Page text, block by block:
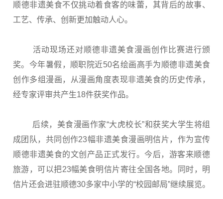
顺德非遗美食不仅挑动着食客的味蕾，其背后的故事、
工艺、传承、创新更加触动人心。
活动现场还对顺德非遗美食漫画创作比赛进行颁
奖。今年暑假，顺职院近50名绘画高手为顺德非遗美食
创作多组漫画，从漫画角度表现非遗美食的历史传承，
经专家评审共产生18件获奖作品。
后续，美食漫画作家“大虎校长”和获奖大学生将组
成团队，共同创作23幅非遗美食漫画明信片，作为宣传
顺德非遗美食的文创产品正式发行。今后，游客来顺德
旅游，可以把23幅美食明信片寄往全国各地。同时，明
信片还会进驻顺德30多家中小学的“校园邮局”继续展览。